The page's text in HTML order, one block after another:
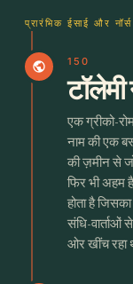
प्रारंभिक ईसाई और
public 150
टॉलेमी
एक ग्रीको-
नाम की एक
की ज़मीन से
फिर भी अहम
होता है
संधि-वार्ताओं
ओर खींच रहा